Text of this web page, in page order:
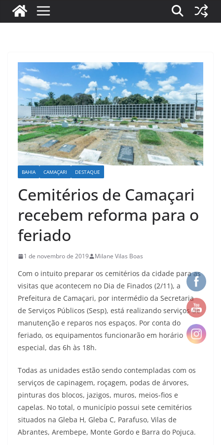
BAHIA CAMAÇARI DESTAQUE
Cemitérios de Camaçari
recebem reforma para o
feriado
1 de novembro de 2019 Milane Vilas Boas
Com o intuito preparar os cemitérios da cidade para as
visitas que acontecem no Dia de Finados (2/11), a
Prefeitura de Camaçari, por intermédio da Secretaria
de Serviços Públicos (Sesp), está realizando serviços de
manutenção e reparos nos espaços. Por conta do
feriado, os equipamentos funcionarão em horário
especial, das 6h às 18h.
Todas as unidades estão sendo contempladas com os
serviços de capinagem, roçagem, podas de árvores,
pinturas dos blocos, jazigos, muros, meios-fios e
capelas. No total, o município possui sete cemitérios
situados na Gleba H, Gleba C, Parafuso, Vilas de
Abrantes, Arembepe, Monte Gordo e Barra do Pojuca.